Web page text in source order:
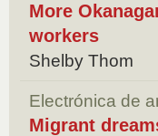
More
workers
Shelby Thom
Electrónica de
Migrant